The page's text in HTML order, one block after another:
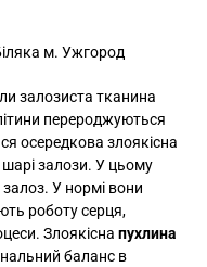
м. Ужгород
залозиста тканина
перероджуються
осередкова злоякісна
залози. У цьому
У нормі вони
роботу серця,
Злоякісна пухлина
баланс в